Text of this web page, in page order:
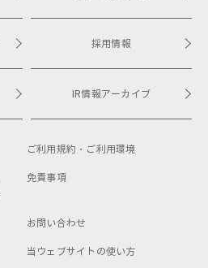
採用情報
IR情報アーカイブ
ご利用規約・ ご利用環境
免責事項
お問い合わせ
当ウェブサイトの使い方